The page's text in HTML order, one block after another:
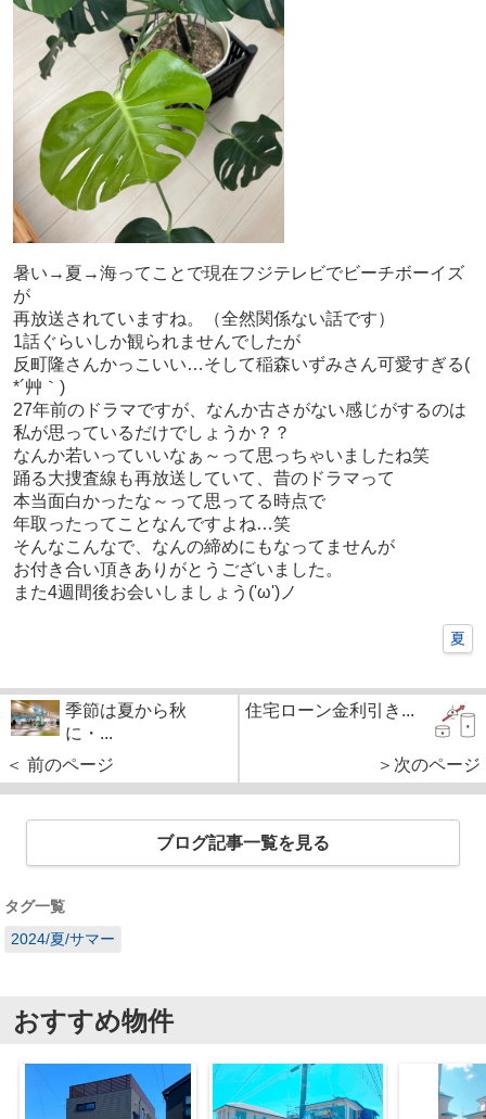
暑い→夏→海ってことで現在フジテレビでビーチボーイズ
が
再放送されていますね。（全然関係ない話です）
1話ぐらいしか観られませんでしたが
反町隆さんかっこいい…そして稲森いずみさん可愛すぎる(
*´艸｀)
27年前のドラマですが、なんか古さがない感じがするのは
私が思っているだけでしょうか？？
なんか若いっていいなぁ～って思っちゃいましたね笑
踊る大捜査線も再放送していて、昔のドラマって
本当面白かったな～って思ってる時点で
年取ったってことなんですよね…笑
そんなこんなで、なんの締めにもなってませんが
お付き合い頂きありがとうございました。
また4週間後お会いしましょう('ω')ノ
夏
季節は夏から秋
に・...
＜ 前のページ
住宅ローン金利引き...
＞次のページ
ブログ記事一覧を見る
タグ一覧
2024/夏/サマー
おすすめ物件